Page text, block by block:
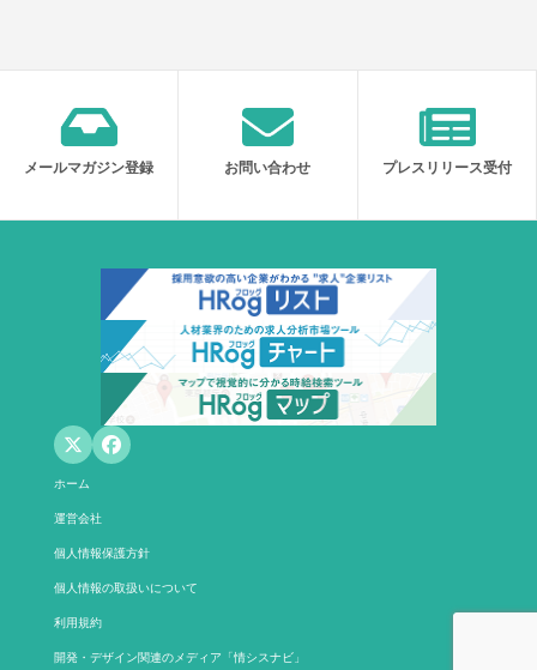
メールマガジン登録 お問い合わせ プレスリリース受付
ホーム
運営会社
個人情報保護方針
個人情報の取扱いについて
利用規約
開発・デザイン関連のメディア「情シスナビ」